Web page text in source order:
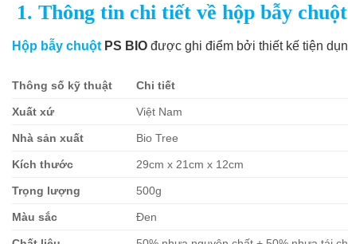
1. Thông tin chi tiết về hộp bẫy
Hộp bẫy chuột PS BIO được ghi điểm bởi thiết kế tiện
Thông số kỹ thuật Chi tiết
Xuất xứ Việt Nam
Nhà sản xuất Bio Tree
Kích thước 29cm x 21cm x 12cm
Trọng lượng 500g
Màu sắc Đen